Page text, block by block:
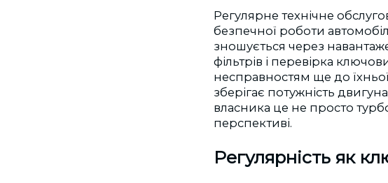
Регулярне технічне
безпечної роботи
зношується через
фільтрів і перевірка
несправностям ще до
зберігає потужність
власника це не просто
перспективі.
Регулярність як